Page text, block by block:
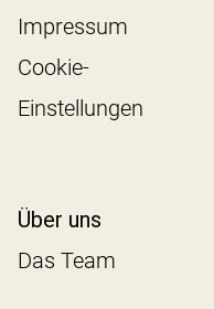
Impressum
Cookie-
Einstellungen
Über uns
Das Team